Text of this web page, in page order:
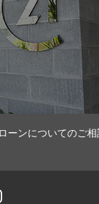
ンについてのご